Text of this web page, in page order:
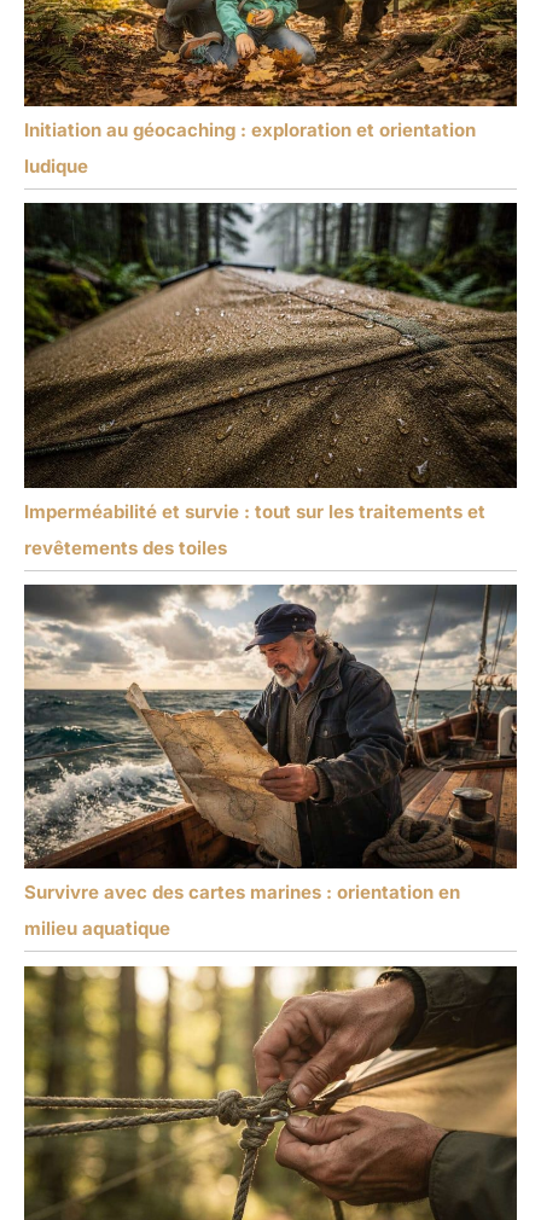
Initiation au géocaching : exploration et orientation
ludique
Imperméabilité et survie : tout sur les traitements et
revêtements des toiles
Survivre avec des cartes marines : orientation en
milieu aquatique